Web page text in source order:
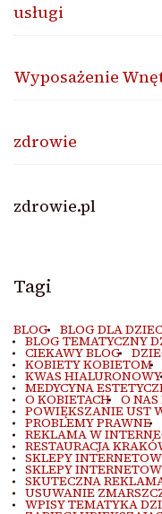
usługi
Wyposażenie
zdrowie
zdrowie.pl
Tagi
BLOG BLOG DLA
BLOG TEMATYCZNY
CIEKAWY BLOG
KOBIETY KOBIETOM
KWAS HIALURONOWY
MEDYCYNA
O KOBIETACH O
POWIĘKSZANIE UST
PROBLEMY PRAWNE
REKLAMA W
RESTAURACJA
SKLEPY
SKLEPY
SKUTECZNA
USUWANIE
WPISY TEMATYKA